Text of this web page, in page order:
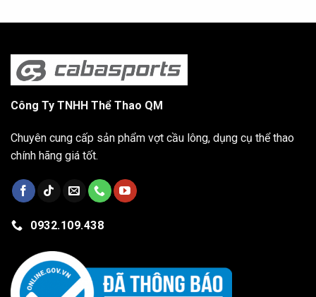
Công Ty TNHH Thể Thao QM
Chuyên cung cấp sản phẩm vợt cầu lông, dụng cụ thể thao
chính hãng giá tốt.
0932.109.438